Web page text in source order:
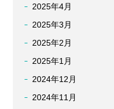
2025年4月
2025年3月
2025年2月
2025年1月
2024年12月
2024年11月